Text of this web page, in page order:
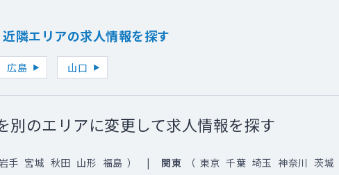
近隣エリアの求人情報を探す
広島 山口
別のエリアに変更して求人情報を探す
手 宮城 秋田 山形 福島 ） 関東 （ 東京 千葉 埼玉 神奈川 茨城